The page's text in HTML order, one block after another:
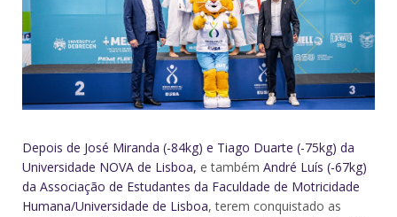
Depois de José Miranda (-84kg) e Tiago Duarte (-75kg) da
Universidade NOVA de Lisboa, e também André Luís (-67kg)
da Associação de Estudantes da Faculdade de Motricidade
Humana/Universidade de Lisboa, terem conquistado as